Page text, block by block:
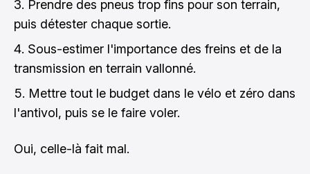
Prendre des pneus trop fins pour son terrain,
puis détester chaque sortie.
Sous-estimer l'importance des freins et de la
transmission en terrain vallonné.
Mettre tout le budget dans le vélo et zéro dans
l'antivol, puis se le faire voler.
Oui, celle-là fait mal.